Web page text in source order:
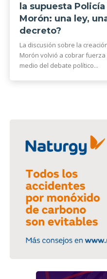
la supuesta
Morón: una ley,
decreto?
La discusión sobre la
Morón volvió a cobrar
medio del debate político...